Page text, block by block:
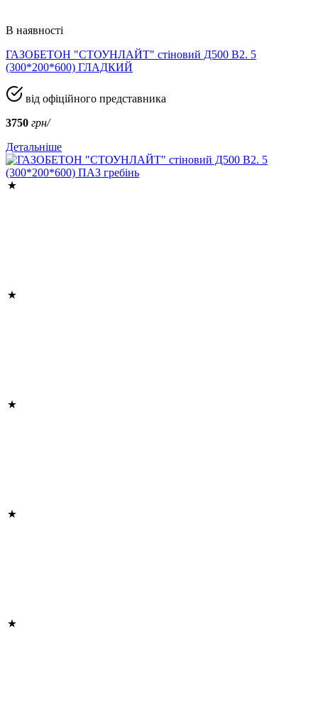
В наявності
ГАЗОБЕТОН "СТОУНЛАЙТ" стіновий Д500 В2. 5
(300*200*600) ГЛАДКИЙ
від офіційного представника
3750 грн/
Детальніше